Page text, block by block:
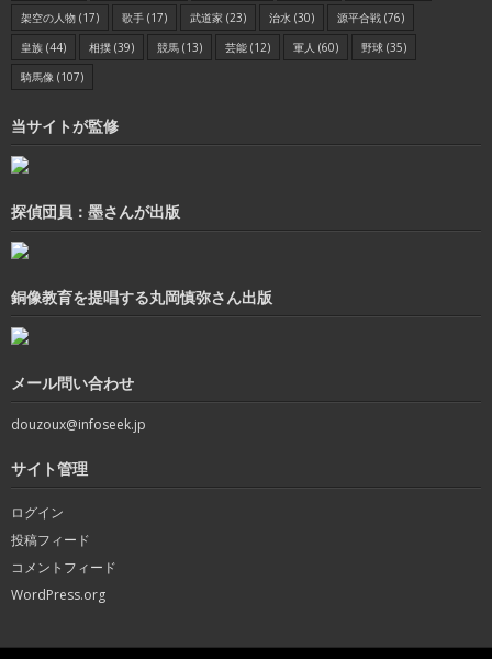
架空の人物 (17) 歌手 (17) 武道家 (23) 治水 (30) 源平合戦 (76)
皇族 (44) 相撲 (39) 競馬 (13) 芸能 (12) 軍人 (60) 野球 (35)
騎馬像 (107)
当サイトが監修
探偵団員：墨さんが出版
銅像教育を提唱する丸岡慎弥さん出版
メール問い合わせ
douzoux@infoseek.jp
サイト管理
ログイン
投稿フィード
コメントフィード
WordPress.org